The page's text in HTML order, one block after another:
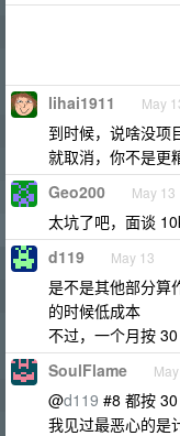
lihai1911 May
到时候，说啥没项
就取消，你不是更
Geo200 May 13
太坑了吧，面谈
d119 May 13
是不是其他部分算
的时候低成本
不过，一个月按
SoulFlame
@d119 #8 都按
我见过最恶心的是